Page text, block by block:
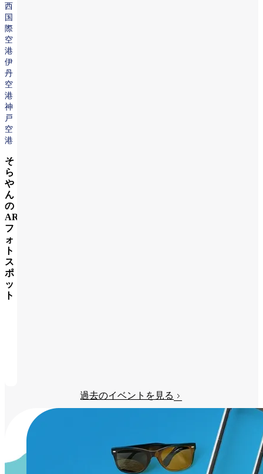
西
国
際
空
港
伊
丹
空
港
神
戸
空
港
そ
ら
や
ん
の
AR
フ
ォ
ト
ス
ポ
ッ
ト
過去のイベントを見る